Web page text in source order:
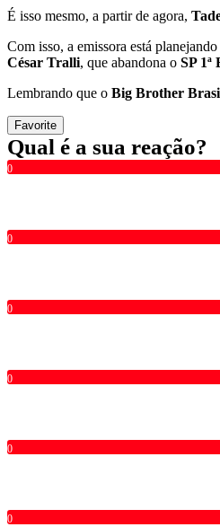
É isso mesmo, a partir de agora,
Com isso, a emissora está
César Tralli, que abandona o SP 1ª
Lembrando que o Big Brother
Favorite
Qual é a sua reação?
0
0
0
0
0
0